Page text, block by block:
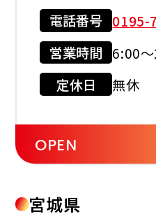
現金会員 ク
セルフ
電話番号 0195-
営業時間 6:00
定休日
無休
OPEN
宮城県